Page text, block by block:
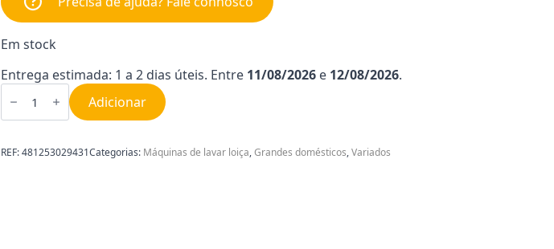
Em stock
Entrega estimada: 1 a 2 dias úteis. Entre 11/08/2026 e 12/08/2026.
Quantidade
de
para
de
Lavar
Adicionar
REF:481253029431Categorias: Máquinas de lavar loiça,Grandes domésticos,Variados